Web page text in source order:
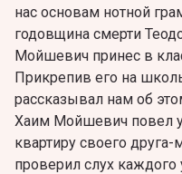
нас основам нотной
годовщина смерти
Мойшевич принес в
Прикрепив его на
рассказывал нам об
Хаим Мойшевич повел
квартиру своего
проверил слух